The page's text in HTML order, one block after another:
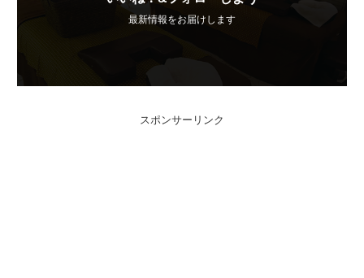
最新情報をお届けします
スポンサーリンク